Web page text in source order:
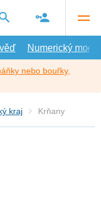
Numerický model
nebo bouřky,
kraj Krňany